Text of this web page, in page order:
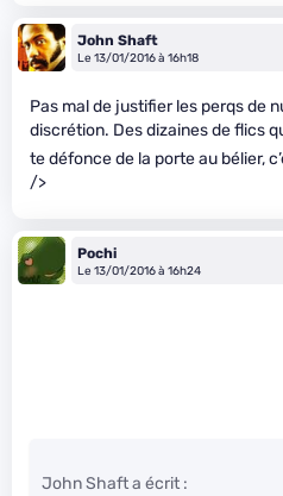
John Shaft
Le 13/01/2016 à 16h18
Pas mal de justifier les perqs de
discrétion. Des dizaines de flics
te défonce de la porte au bélier,
/>
Pochi
Le 13/01/2016 à 16h24
John Shaft a écrit :